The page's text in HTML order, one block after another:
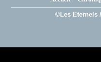
©Les Eternels